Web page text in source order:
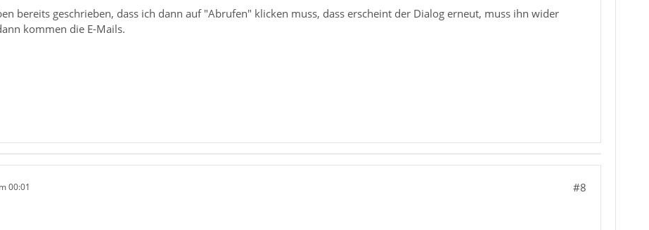
bereits geschrieben, dass ich dann auf "Abrufen" klicken muss, dass erscheint der Dialog erneut, muss ihn wider
kommen die E-Mails.
00:01 #8